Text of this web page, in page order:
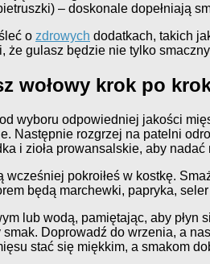
– doskonale dopełniają
o zdrowych dodatkach, takich
że gulasz będzie nie tylko
wołowy krok po
wyboru odpowiedniej jakości
Następnie rozgrzej na patelni
i zioła prowansalskie, aby
pokroiłeś w kostkę.
będą marchewki, papryka,
lub wodą, pamiętając, aby
Doprowadź do wrzenia, a
stać się miękkim, a smakom